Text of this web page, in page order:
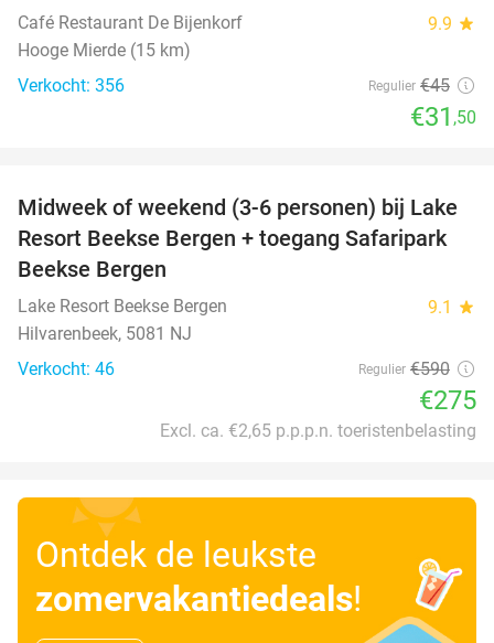
Café Restaurant De Bijenkorf 9.9 star
Hooge Mierde (15 km)
Verkocht: 356
Regulier €45
€31 ,50
53%
Midweek of weekend (3-6 personen) bij Lake
Resort Beekse Bergen + toegang Safaripark
Beekse Bergen
Lake Resort Beekse Bergen 9.1 star
Hilvarenbeek, 5081 NJ
Verkocht: 46
Regulier €590
€275
Excl. ca. €2,65 p.p.p.n. toeristenbelasting
Ontdek de leukste
zomervakantiedeals!